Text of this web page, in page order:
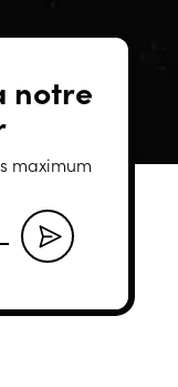
notre
maximum